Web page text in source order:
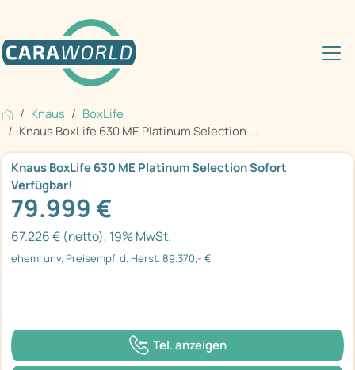
Knaus
BoxLife
Knaus BoxLife 630 ME Platinum Selection ...
Knaus BoxLife 630 ME Platinum Selection Sofort
Verfügbar!
79.999 €
67.226 € (netto), 19% MwSt.
ehem. unv. Preisempf. d. Herst. 89.370,- €
Tel. anzeigen